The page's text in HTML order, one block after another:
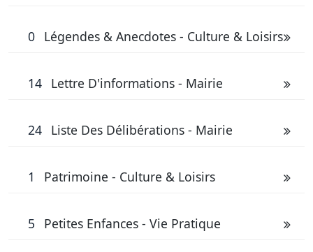
0 Légendes & Anecdotes - Culture & Loisirs
14 Lettre D'informations - Mairie
24 Liste Des Délibérations - Mairie
1 Patrimoine - Culture & Loisirs
5 Petites Enfances - Vie Pratique